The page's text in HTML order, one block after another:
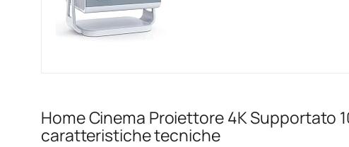
Home Cinema Proiettore 4K Supportato
caratteristiche tecniche